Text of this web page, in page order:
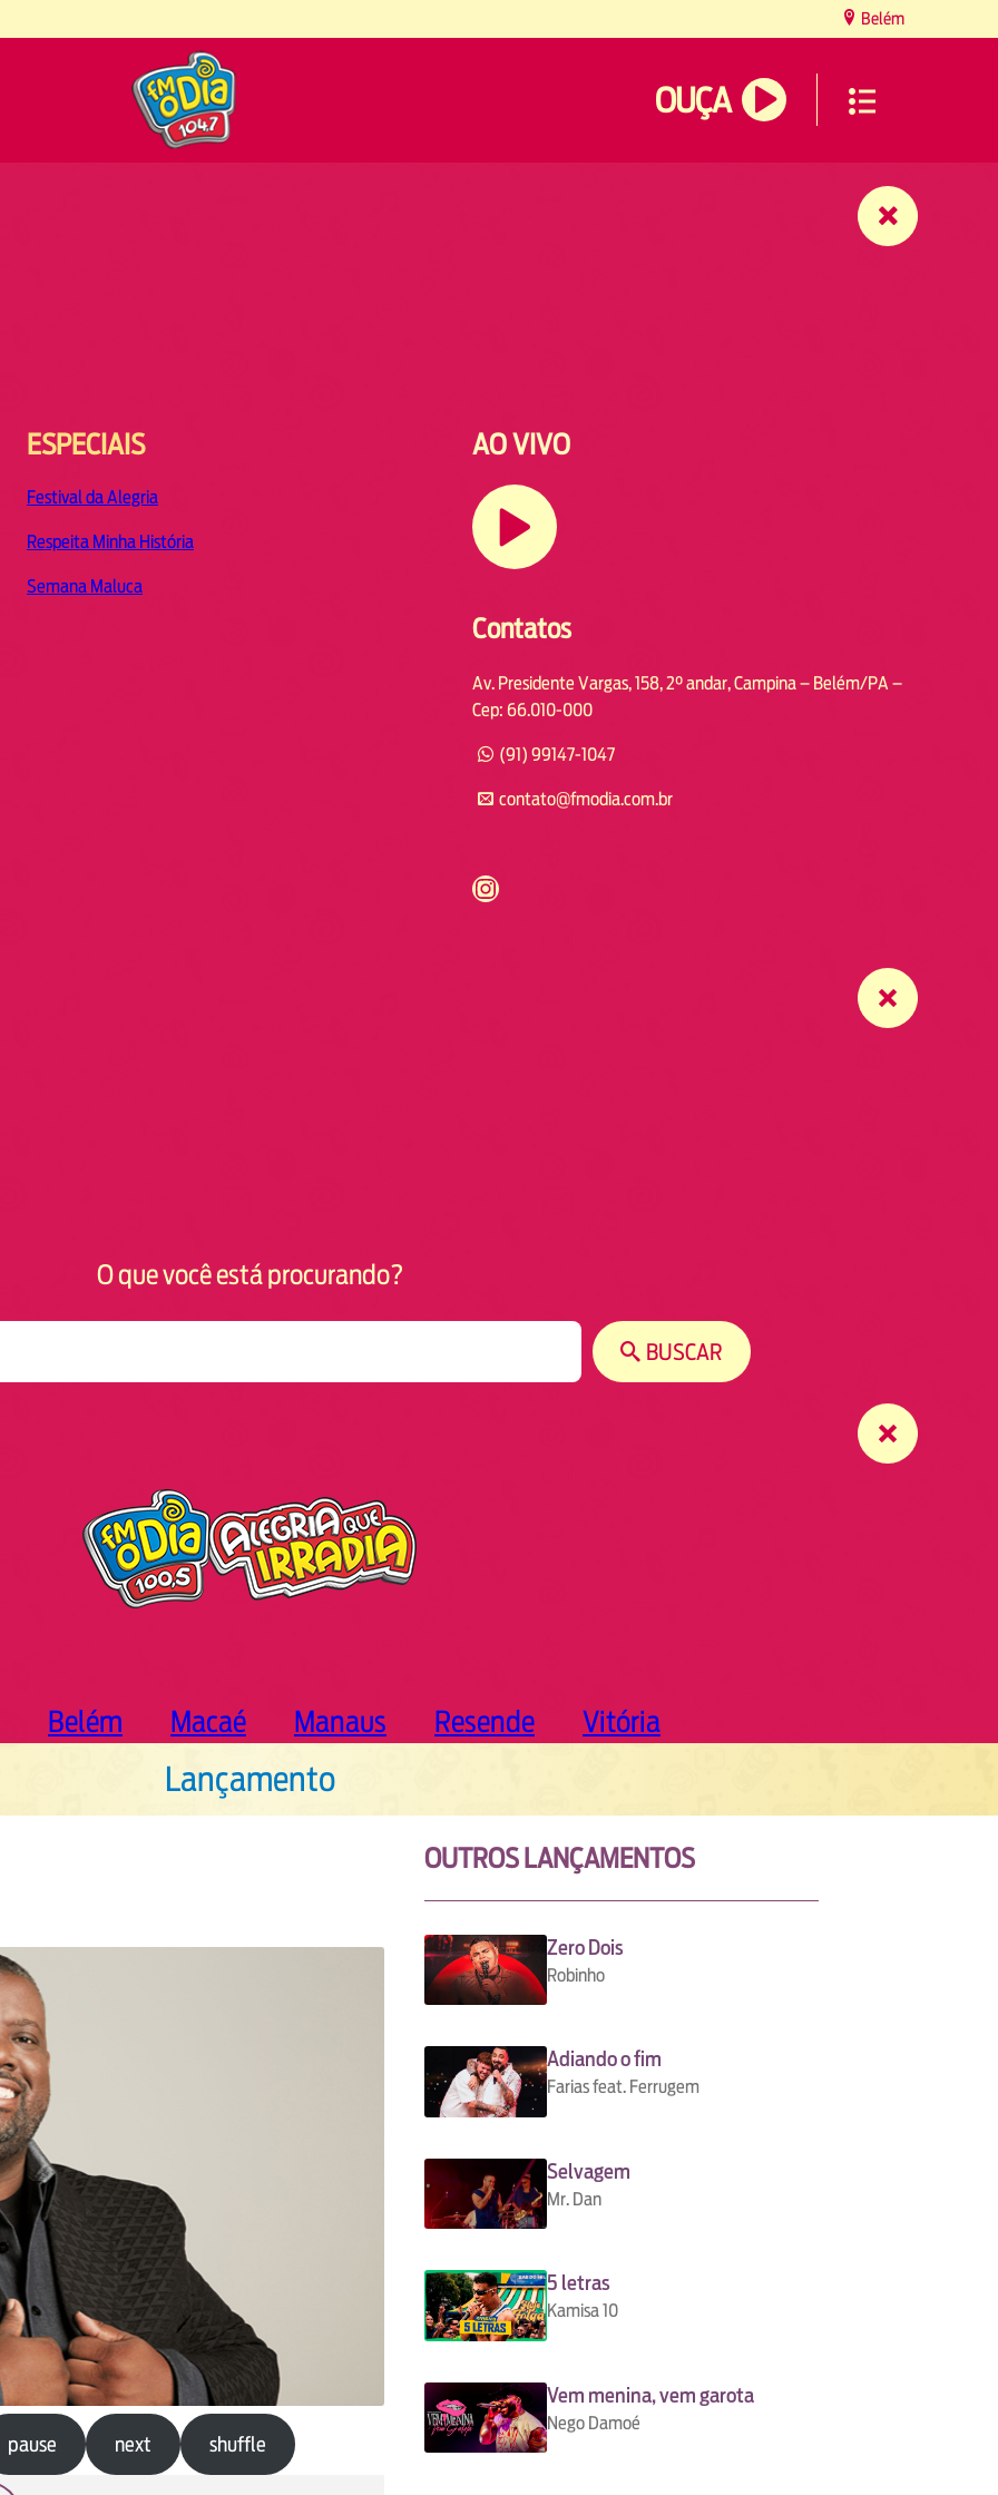
Belém
OUÇA
ESPECIAIS
Festival da Alegria
Respeita Minha História
Semana Maluca
AO VIVO
Contatos
Av. Presidente Vargas, 158, 2° andar, Campina – Belém/PA –
Cep: 66.010-000
(91) 99147-1047
contato@fmodia.com.br
https://www.instagram.com/fmodia.cabofrio/
O que você está procurando?
BUSCAR
Belém Macaé Manaus Resende Vitória
Lançamento
pause next shuffle
OUTROS LANÇAMENTOS
Zero Dois
Robinho
Adiando o fim
Farias feat. Ferrugem
Selvagem
Mr. Dan
5 letras
Kamisa 10
Vem menina, vem garota
Nego Damoé